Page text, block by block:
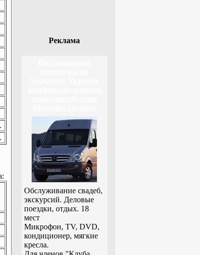
Реклама
Обслуживание свадеб,
экскурсий. Деловые
поездки, отдых. 18
мест
Микрофон, TV, DVD,
кондиционер, мягкие
кресла.